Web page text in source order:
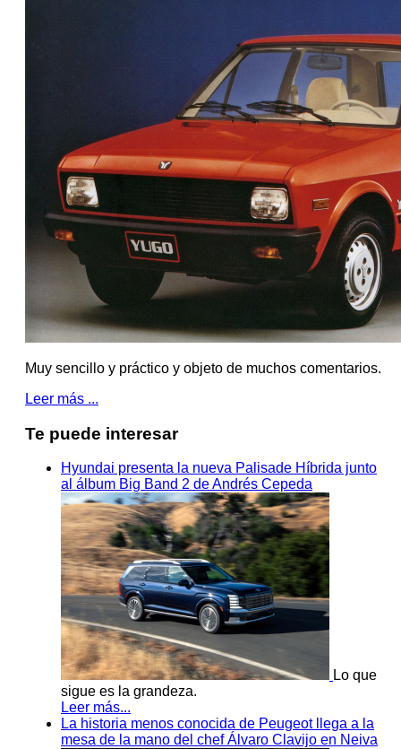
Muy sencillo y práctico y objeto de muchos comentarios.
Leer más ...
Te puede interesar
Hyundai presenta la nueva Palisade Híbrida junto
al álbum Big Band 2 de Andrés Cepeda
Lo que
sigue es la grandeza.
Leer más...
La historia menos conocida de Peugeot llega a la
mesa de la mano del chef Álvaro Clavijo en Neiva